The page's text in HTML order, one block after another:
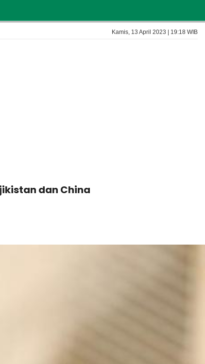
Kamis, 13 April 2023 | 19:18 WIB
dan China